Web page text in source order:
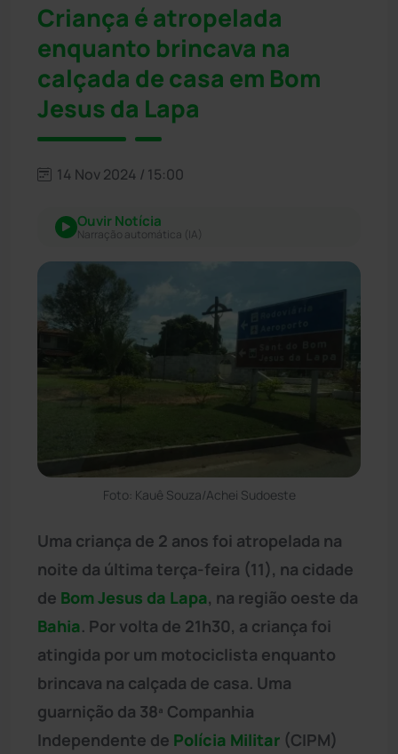
Criança é atropelada
enquanto brincava na
calçada de casa em Bom
Jesus da Lapa
14 Nov 2024 / 15:00
Ouvir Notícia
Narração automática (IA)
Foto: Kauê Souza/Achei Sudoeste
Uma criança de 2 anos foi atropelada na
noite da última terça-feira (11), na cidade
de Bom Jesus da Lapa, na região oeste da
Bahia. Por volta de 21h30, a criança foi
atingida por um motociclista enquanto
brincava na calçada de casa. Uma
guarnição da 38ª Companhia
Independente de Polícia Militar (CIPM)